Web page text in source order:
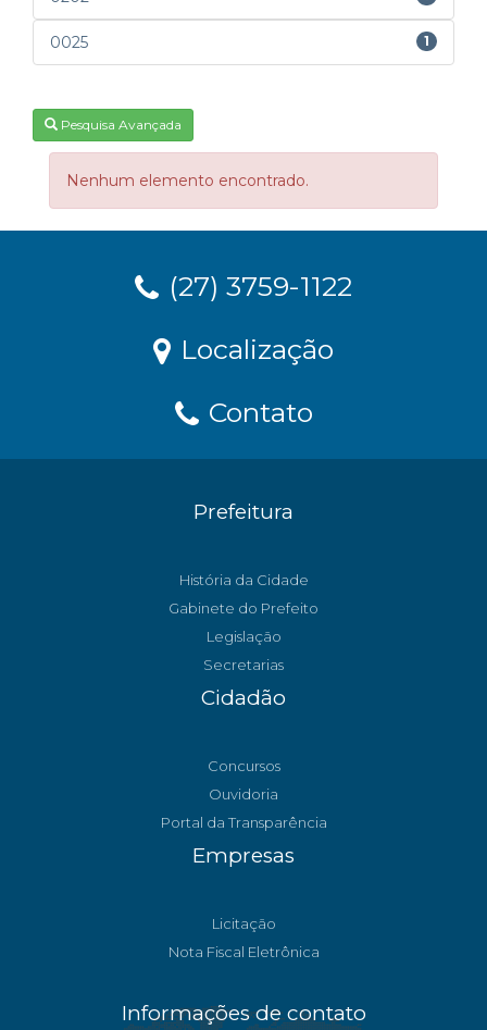
0025 1
Pesquisa Avançada
Nenhum elemento encontrado.
(27) 3759-1122
Localização
Contato
Prefeitura
História da Cidade
Gabinete do Prefeito
Legislação
Secretarias
Cidadão
Concursos
Ouvidoria
Portal da Transparência
Empresas
Licitação
Nota Fiscal Eletrônica
Informações de contato